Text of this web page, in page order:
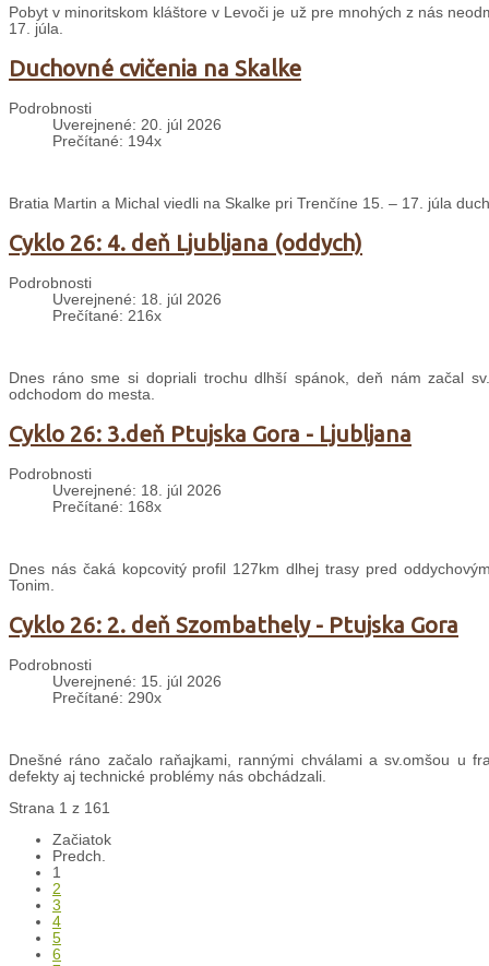
Pobyt v minoritskom kláštore v Levoči je už pre mnohých z nás
17. júla.
Duchovné cvičenia na Skalke
Podrobnosti
Uverejnené: 20. júl 2026
Prečítané: 194x
Bratia Martin a Michal viedli na Skalke pri Trenčíne 15. – 17. júla
Cyklo 26: 4. deň Ljubljana (oddych)
Podrobnosti
Uverejnené: 18. júl 2026
Prečítané: 216x
Dnes ráno sme si dopriali trochu dlhší spánok, deň nám začal
odchodom do mesta.
Cyklo 26: 3.deň Ptujska Gora - Ljubljana
Podrobnosti
Uverejnené: 18. júl 2026
Prečítané: 168x
Dnes nás čaká kopcovitý profil 127km dlhej trasy pred
Tonim.
Cyklo 26: 2. deň Szombathely - Ptujska Gora
Podrobnosti
Uverejnené: 15. júl 2026
Prečítané: 290x
Dnešné ráno začalo raňajkami, rannými chválami a sv.omšou u
defekty aj technické problémy nás obchádzali.
Strana 1 z 161
Začiatok
Predch.
1
2
3
4
5
6